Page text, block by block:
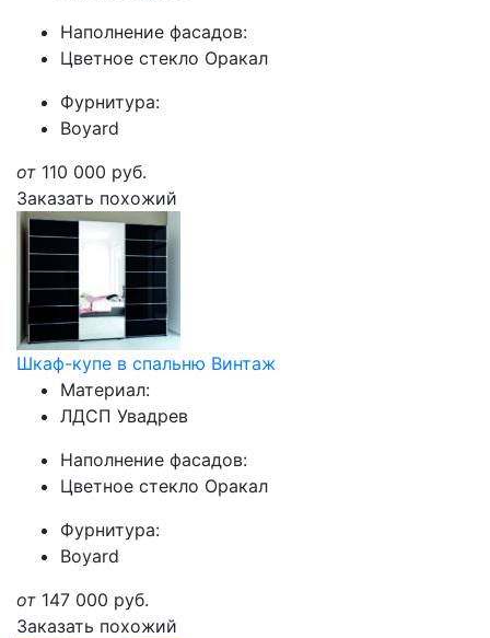
Наполнение фасадов:
Цветное стекло Оракал
Фурнитура:
Boyard
от 110 000 руб.
Заказать похожий
Шкаф-купе в спальню Винтаж
Материал:
ЛДСП Увадрев
Наполнение фасадов:
Цветное стекло Оракал
Фурнитура:
Boyard
от 147 000 руб.
Заказать похожий